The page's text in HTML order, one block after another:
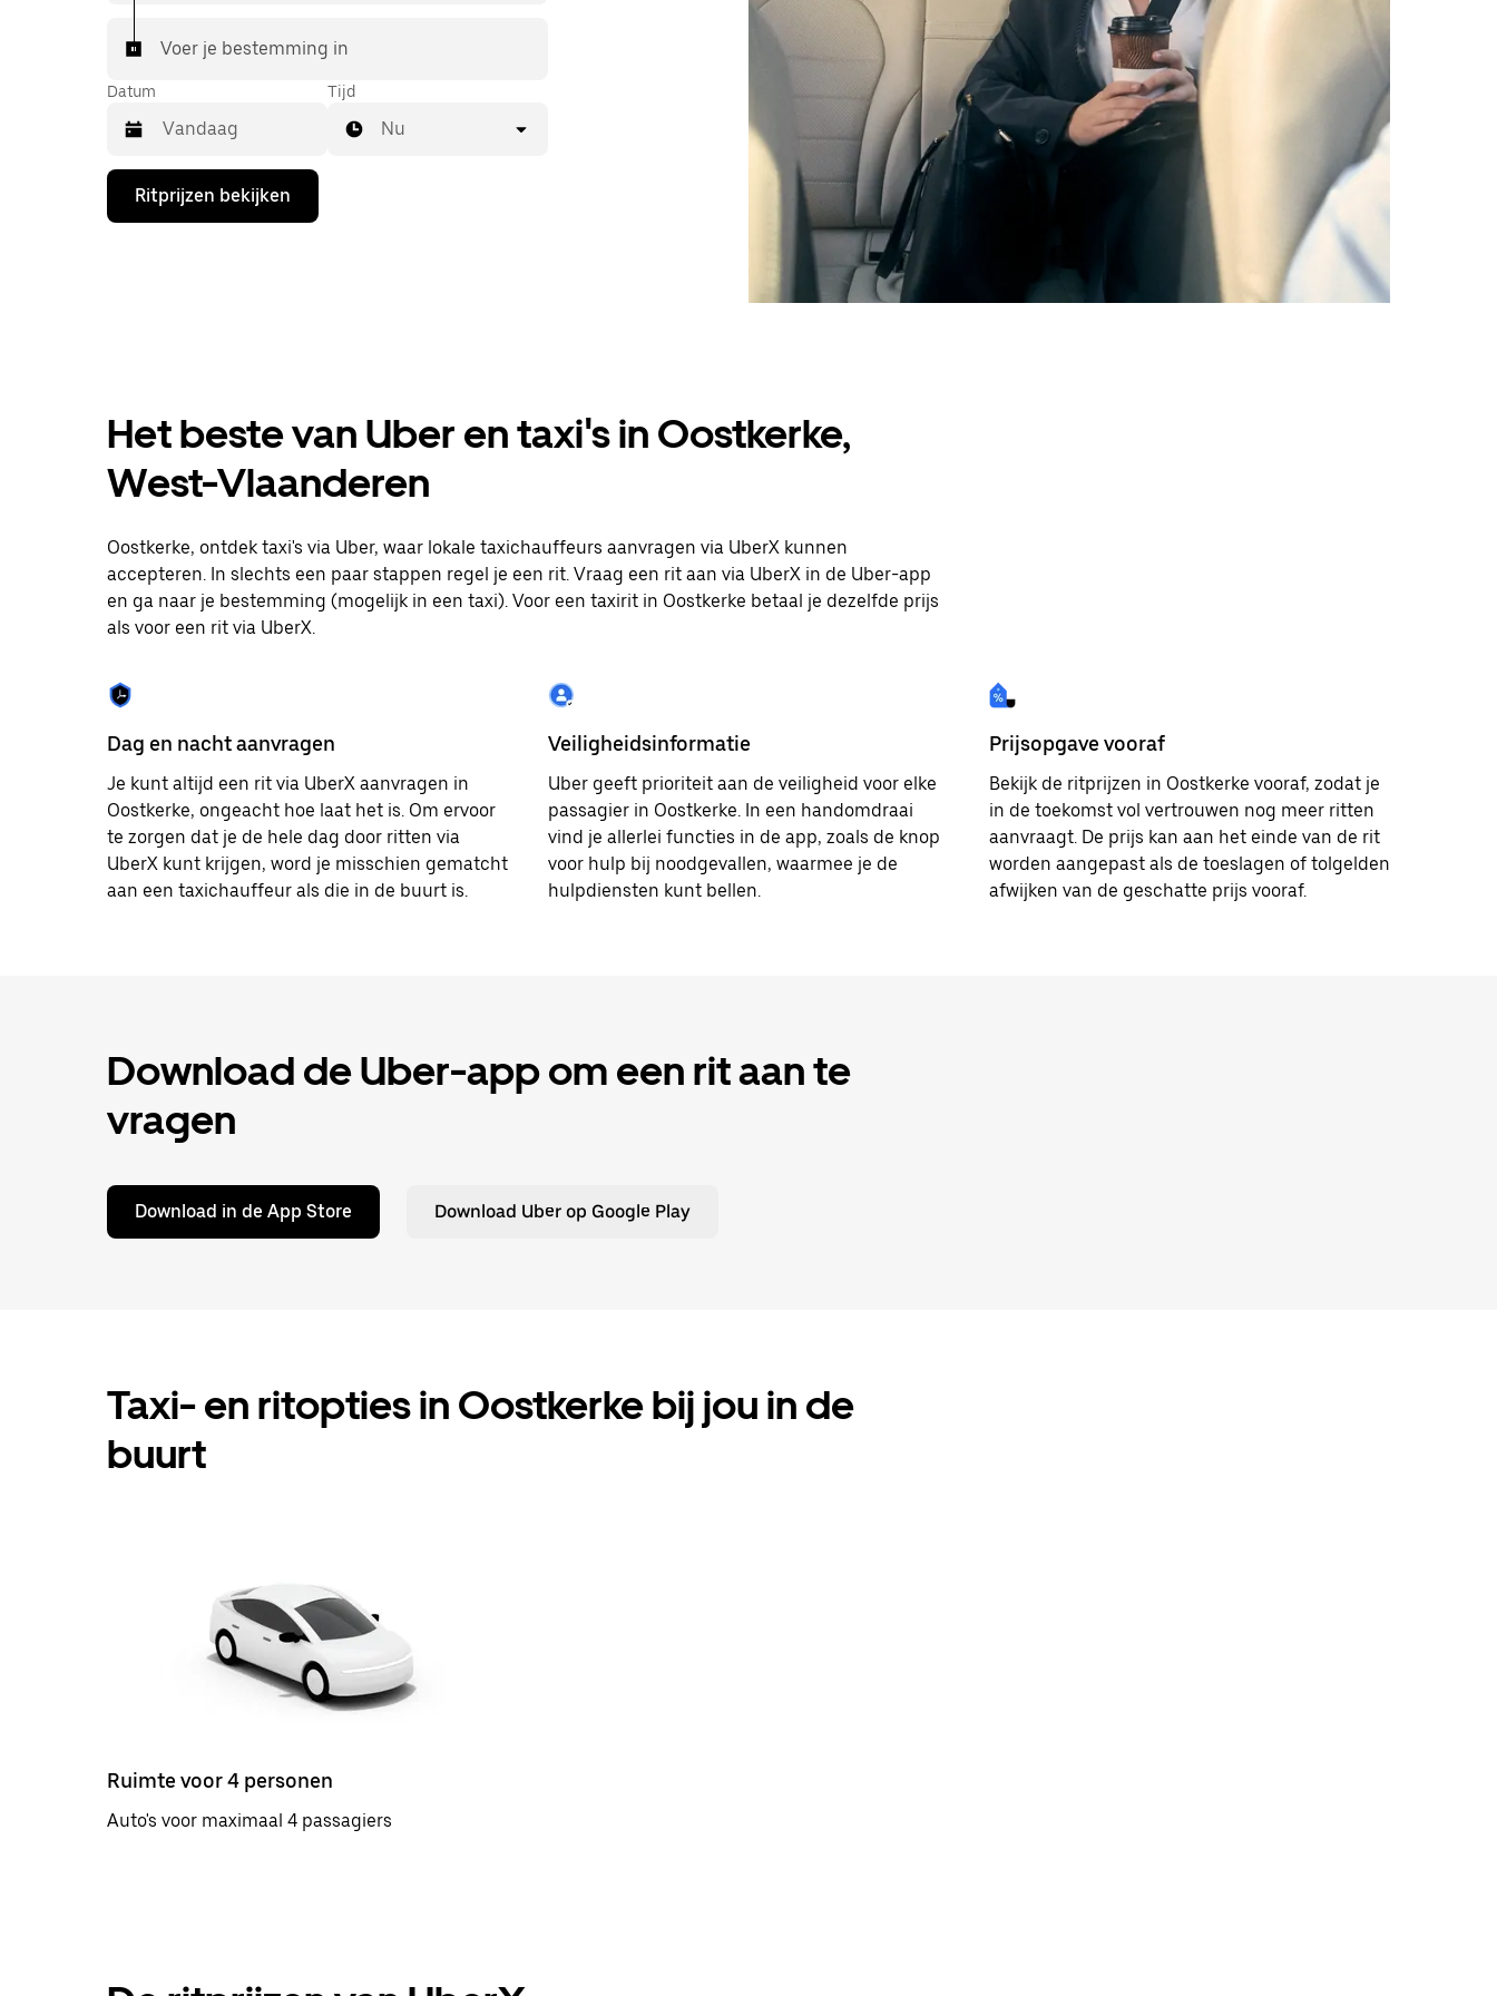
Voer je bestemming in
Datum
Druk
de
datum
te
Druk
om
agenda
te
sluiten.
Tijd
Nu
Ritprijzen bekijken
Het beste van Uber en taxi's in Oostkerke,
West-Vlaanderen
Oostkerke, ontdek taxi's via Uber, waar lokale taxichauffeurs aanvragen via UberX kunnen
accepteren. In slechts een paar stappen regel je een rit. Vraag een rit aan via UberX in de Uber-app
en ga naar je bestemming (mogelijk in een taxi). Voor een taxirit in Oostkerke betaal je dezelfde prijs
als voor een rit via UberX.
Dag en nacht aanvragen
Je kunt altijd een rit via UberX aanvragen in
Oostkerke, ongeacht hoe laat het is. Om ervoor
te zorgen dat je de hele dag door ritten via
UberX kunt krijgen, word je misschien gematcht
aan een taxichauffeur als die in de buurt is.
Veiligheidsinformatie
Uber geeft prioriteit aan de veiligheid voor elke
passagier in Oostkerke. In een handomdraai
vind je allerlei functies in de app, zoals de knop
voor hulp bij noodgevallen, waarmee je de
hulpdiensten kunt bellen.
Prijsopgave vooraf
Bekijk de ritprijzen in Oostkerke vooraf, zodat je
in de toekomst vol vertrouwen nog meer ritten
aanvraagt. De prijs kan aan het einde van de rit
worden aangepast als de toeslagen of tolgelden
afwijken van de geschatte prijs vooraf.
Download de Uber-app om een rit aan te
vragen
Download in de App Store Download Uber op Google Play
Taxi- en ritopties in Oostkerke bij jou in de
buurt
Ruimte voor 4 personen
Auto's voor maximaal 4 passagiers